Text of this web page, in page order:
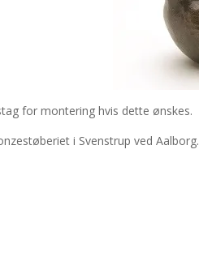
for montering hvis dette ønskes.
i Svenstrup ved Aalborg.